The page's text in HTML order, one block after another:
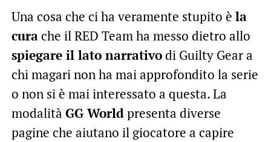
Una cosa che ci ha veramente stupito è la
curache il RED Team ha messo dietro allo
spiegare il lato narrativodi Guilty Gear a
chi magari non ha mai approfondito la serie
o non si è mai interessato a questa. La
modalità GG Worldpresenta diverse
pagine che aiutano il giocatore a capire